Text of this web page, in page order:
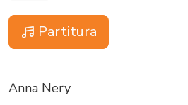
Partitura
Anna Nery